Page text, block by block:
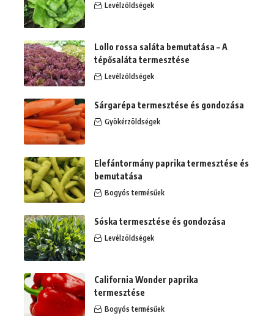
Levélzöldségek
Lollo rossa saláta bemutatása – A
tépősaláta termesztése
Levélzöldségek
Sárgarépa termesztése és gondozása
Gyökérzöldségek
Elefántormány paprika termesztése és
bemutatása
Bogyós termésűek
Sóska termesztése és gondozása
Levélzöldségek
California Wonder paprika
termesztése
Bogyós termésűek